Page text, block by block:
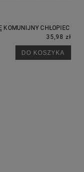
KOMUNIJNY CHŁOPIEC
35,98 zł
DO KOSZYKA